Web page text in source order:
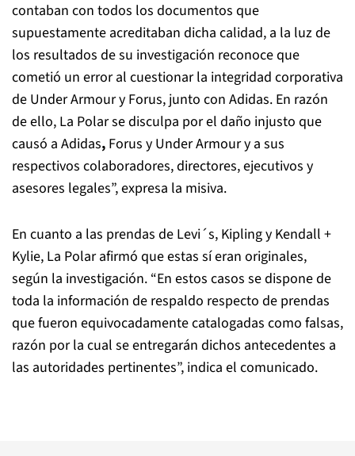
contaban con todos los documentos que
supuestamente acreditaban dicha calidad, a la luz de
los resultados de su investigación reconoce que
cometió un error al cuestionar la integridad corporativa
de Under Armour y Forus, junto con Adidas. En razón
de ello, La Polar se disculpa por el daño injusto que
causó a Adidas, Forus y Under Armour y a sus
respectivos colaboradores, directores, ejecutivos y
asesores legales”, expresa la misiva.
En cuanto a las prendas de Levi´s, Kipling y Kendall +
Kylie, La Polar afirmó que estas sí eran originales,
según la investigación. “En estos casos se dispone de
toda la información de respaldo respecto de prendas
que fueron equivocadamente catalogadas como falsas,
razón por la cual se entregarán dichos antecedentes a
las autoridades pertinentes”, indica el comunicado.